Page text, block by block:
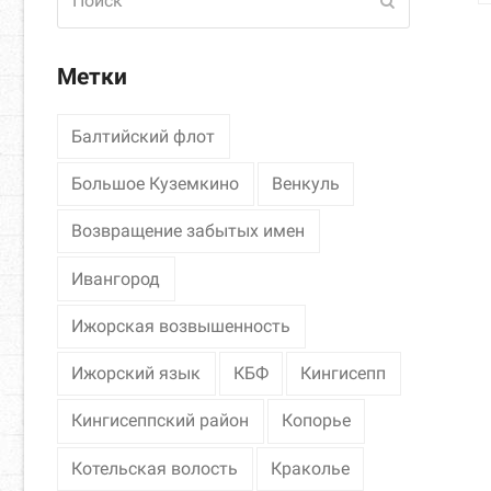
Метки
Балтийский флот
Большое Куземкино Венкуль
Возвращение забытых имен
Ивангород
Ижорская возвышенность
Ижорский язык КБФ Кингисепп
Кингисеппский район Копорье
Котельская волость Краколье